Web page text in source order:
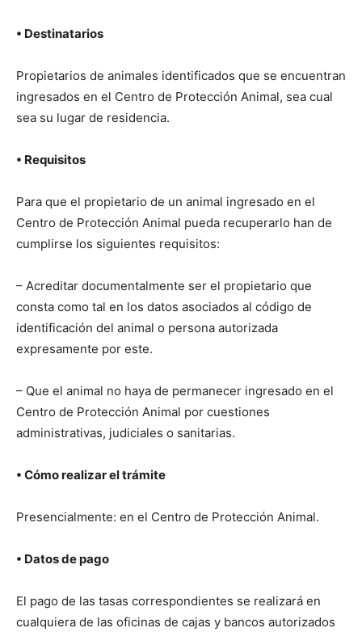
• Destinatarios
Propietarios de animales identificados que se encuentran
ingresados en el Centro de Protección Animal, sea cual
sea su lugar de residencia.
• Requisitos
Para que el propietario de un animal ingresado en el
Centro de Protección Animal pueda recuperarlo han de
cumplirse los siguientes requisitos:
– Acreditar documentalmente ser el propietario que
consta como tal en los datos asociados al código de
identificación del animal o persona autorizada
expresamente por este.
– Que el animal no haya de permanecer ingresado en el
Centro de Protección Animal por cuestiones
administrativas, judiciales o sanitarias.
• Cómo realizar el trámite
Presencialmente: en el Centro de Protección Animal.
• Datos de pago
El pago de las tasas correspondientes se realizará en
cualquiera de las oficinas de cajas y bancos autorizados